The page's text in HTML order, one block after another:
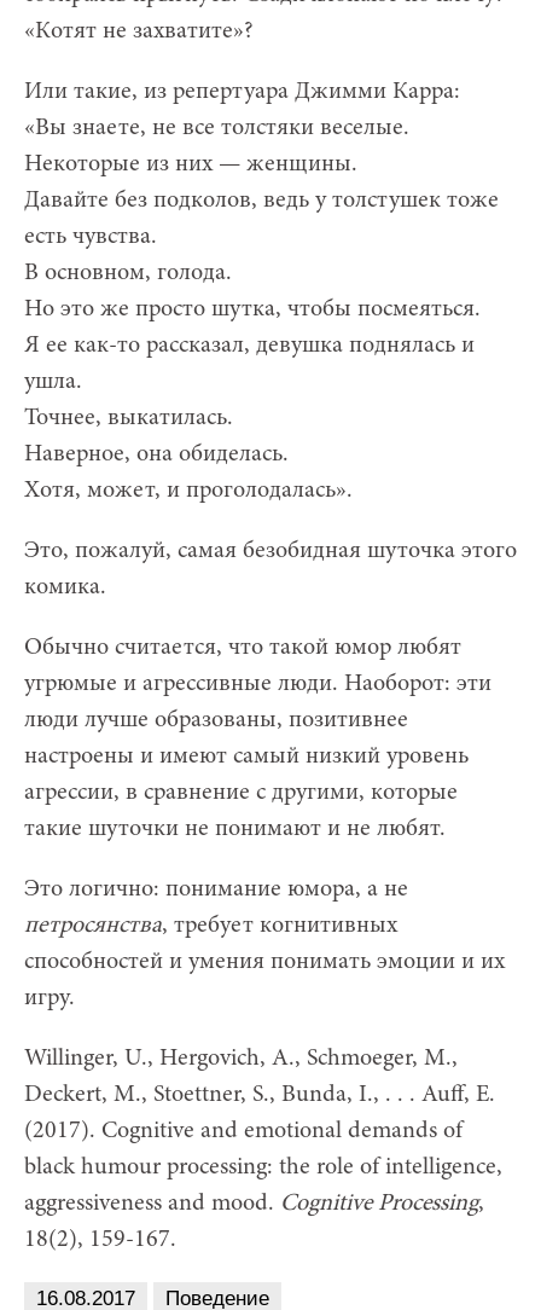
«Котят не захватите»?
Или такие, из репертуара Джимми Карра:
«Вы знаете, не все толстяки веселые.
Некоторые из них — женщины.
Давайте без подколов, ведь у толстушек тоже
есть чувства.
В основном, голода.
Но это же просто шутка, чтобы посмеяться.
Я ее как-то рассказал, девушка поднялась и
ушла.
Точнее, выкатилась.
Наверное, она обиделась.
Хотя, может, и проголодалась».
Это, пожалуй, самая безобидная шуточка этого
комика.
Обычно считается, что такой юмор любят
угрюмые и агрессивные люди. Наоборот: эти
люди лучше образованы, позитивнее
настроены и имеют самый низкий уровень
агрессии, в сравнение с другими, которые
такие шуточки не понимают и не любят.
Это логично: понимание юмора, а не
петросянства, требует когнитивных
способностей и умения понимать эмоции и их
игру.
Willinger, U., Hergovich, A., Schmoeger, M.,
Deckert, M., Stoettner, S., Bunda, I., . . . Auff, E.
(2017). Cognitive and emotional demands of
black humour processing: the role of intelligence,
aggressiveness and mood. Cognitive Processing,
18(2), 159-167.
16.08.2017 Поведение